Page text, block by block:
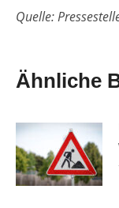
Quelle:
Ähnliche